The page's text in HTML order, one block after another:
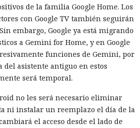
de la familia Google Home. Los
con Google TV también seguirán
embargo, Google ya está migrando
a Gemini for Home, y en Google
funciones de Gemini, por
asistente antiguo en estos
será temporal.
no les será necesario eliminar
ni instalar un reemplazo el día de la
el acceso desde el lado de